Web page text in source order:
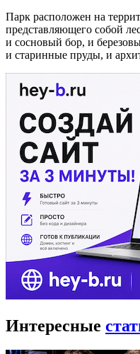
Парк расположен на
представляющего собой
и сосновый бор, и
и старинные пруды, и
Интересные